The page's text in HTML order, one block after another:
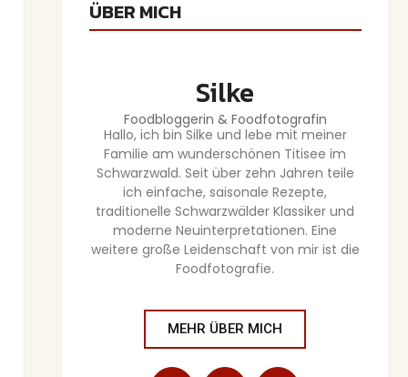
ÜBER MICH
Silke
Foodbloggerin & Foodfotografin
Hallo, ich bin Silke und lebe mit meiner
Familie am wunderschönen Titisee im
Schwarzwald. Seit über zehn Jahren teile
ich einfache, saisonale Rezepte,
traditionelle Schwarzwälder Klassiker und
moderne Neuinterpretationen. Eine
weitere große Leidenschaft von mir ist die
Foodfotografie.
MEHR ÜBER MICH